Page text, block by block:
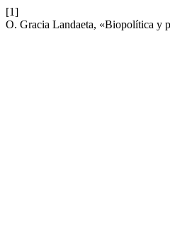
[1]
O. Gracia Landaeta, «Biopolítica y